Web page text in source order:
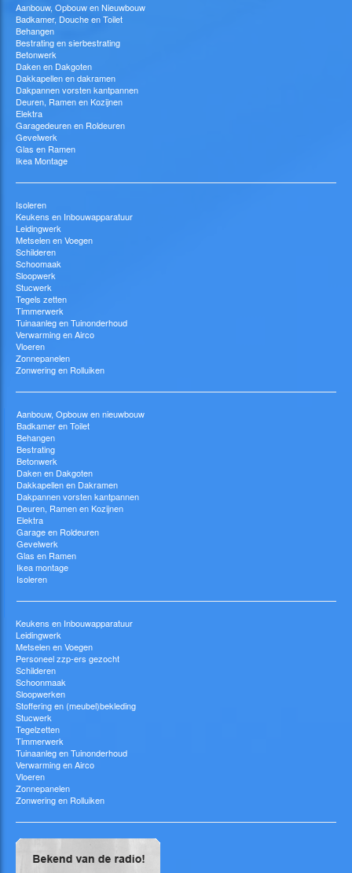
Aanbouw, Opbouw en Nieuwbouw
Badkamer, Douche en Toilet
Behangen
Bestrating en sierbestrating
Betonwerk
Daken en Dakgoten
Dakkapellen en dakramen
Dakpannen vorsten kantpannen
Deuren, Ramen en Kozijnen
Elektra
Garagedeuren en Roldeuren
Gevelwerk
Glas en Ramen
Ikea Montage
Isoleren
Keukens en Inbouwapparatuur
Leidingwerk
Metselen en Voegen
Schilderen
Schoomaak
Sloopwerk
Stucwerk
Tegels zetten
Timmerwerk
Tuinaanleg en Tuinonderhoud
Verwarming en Airco
Vloeren
Zonnepanelen
Zonwering en Rolluiken
Aanbouw, Opbouw en nieuwbouw
Badkamer en Toilet
Behangen
Bestrating
Betonwerk
Daken en Dakgoten
Dakkapellen en Dakramen
Dakpannen vorsten kantpannen
Deuren, Ramen en Kozijnen
Elektra
Garage en Roldeuren
Gevelwerk
Glas en Ramen
Ikea montage
Isoleren
Keukens en Inbouwapparatuur
Leidingwerk
Metselen en Voegen
Personeel zzp-ers gezocht
Schilderen
Schoonmaak
Sloopwerken
Stoffering en (meubel)bekleding
Stucwerk
Tegelzetten
Timmerwerk
Tuinaanleg en Tuinonderhoud
Verwarming en Airco
Vloeren
Zonnepanelen
Zonwering en Rolluiken